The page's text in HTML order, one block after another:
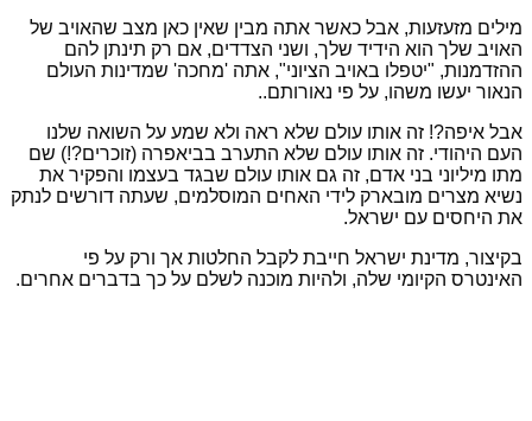
מילים מזעזעות, אבל כאשר אתה מבין שאין כאן מצב שהאויב של
האויב שלך הוא הידיד שלך, ושני הצדדים, אם רק תינתן להם
ההזדמנות, "יטפלו באויב הציוני", אתה 'מחכה' שמדינות העולם
הנאור יעשו משהו, על פי נאורותם..
אבל איפה?! זה אותו עולם שלא ראה ולא שמע על השואה שלנו
העם היהודי. זה אותו עולם שלא התערב בביאפרה (זוכרים?!) שם
מתו מיליוני בני אדם, זה גם אותו עולם שבגד בעצמו והפקיר את
נשיא מצרים מובארק לידי האחים המוסלמים, שעתה דורשים לנתק
את היחסים עם ישראל.
בקיצור, מדינת ישראל חייבת לקבל החלטות אך ורק על פי
האינטרס הקיומי שלה, ולהיות מוכנה לשלם על כך בדברים אחרים.